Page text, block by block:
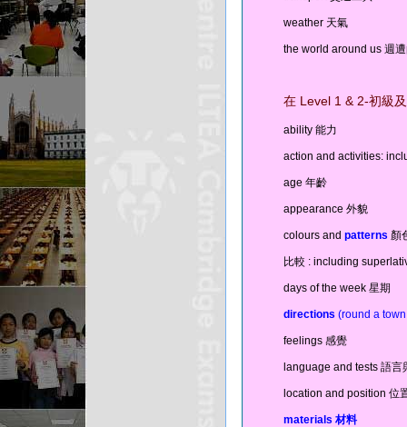
weather 天氣
the world around us 週
在 Level 1 & 2-初級
ability 能力
action and activities:
age 年齡
appearance 外貌
colours and patterns 顏
比較 : including
days of the week 星期
directions (round a
feelings 感覺
language and tests 語言
location and position 位
materials 材料